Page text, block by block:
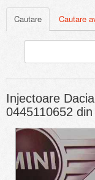
Cautare Cautare
Injectoare
0445110652
Previous